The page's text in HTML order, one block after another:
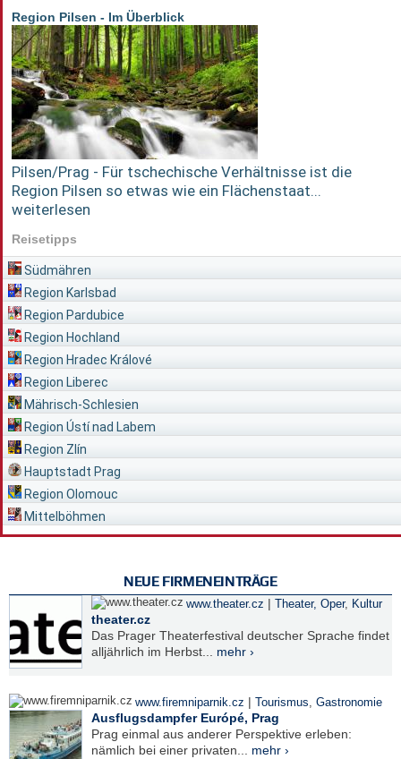
Region Pilsen - Im Überblick
Pilsen/Prag - Für tschechische Verhältnisse ist die
Region Pilsen so etwas wie ein Flächenstaat...
weiterlesen
Reisetipps
Südmähren
Region Karlsbad
Region Pardubice
Region Hochland
Region Hradec Králové
Region Liberec
Mährisch-Schlesien
Region Ústí nad Labem
Region Zlín
Hauptstadt Prag
Region Olomouc
Mittelböhmen
NEUE FIRMENEINTRÄGE
www.theater.cz | Theater, Oper, Kultur
theater.cz
Das Prager Theaterfestival deutscher Sprache findet
alljährlich im Herbst... mehr ›
www.firemniparnik.cz | Tourismus, Gastronomie
Ausflugsdampfer Európé, Prag
Prag einmal aus anderer Perspektive erleben:
nämlich bei einer privaten... mehr ›